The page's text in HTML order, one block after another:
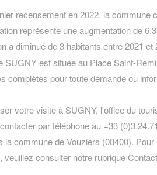
recensement en 2022, la commune
représente une augmentation de
a diminué de 3 habitants entre 2021 et
SUGNY est située au Place Saint-
complètes pour toute demande ou
votre visite à SUGNY, l'office du
par téléphone au +33
la commune de Vouziers (08400).
veuillez consulter notre rubrique